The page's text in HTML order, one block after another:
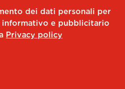
dei dati personali per
e pubblicitario
Privacy policy